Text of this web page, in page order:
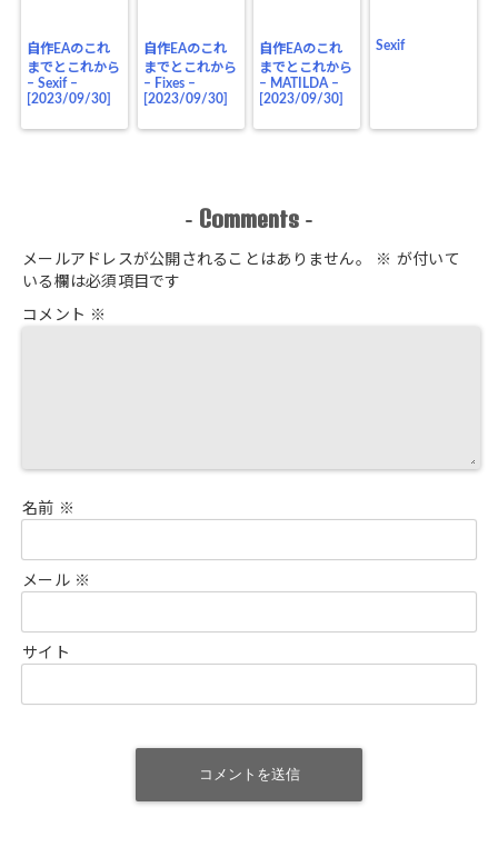
自作EAのこれ
までとこれから
– Sexif –
[2023/09/30]
自作EAのこれ
までとこれから
– Fixes –
[2023/09/30]
自作EAのこれ
までとこれから
– MATILDA –
[2023/09/30]
Sexif
- Comments -
メールアドレスが公開されることはありません。 ※ が付いて
いる欄は必須項目です
コメント ※
名前 ※
メール ※
サイト